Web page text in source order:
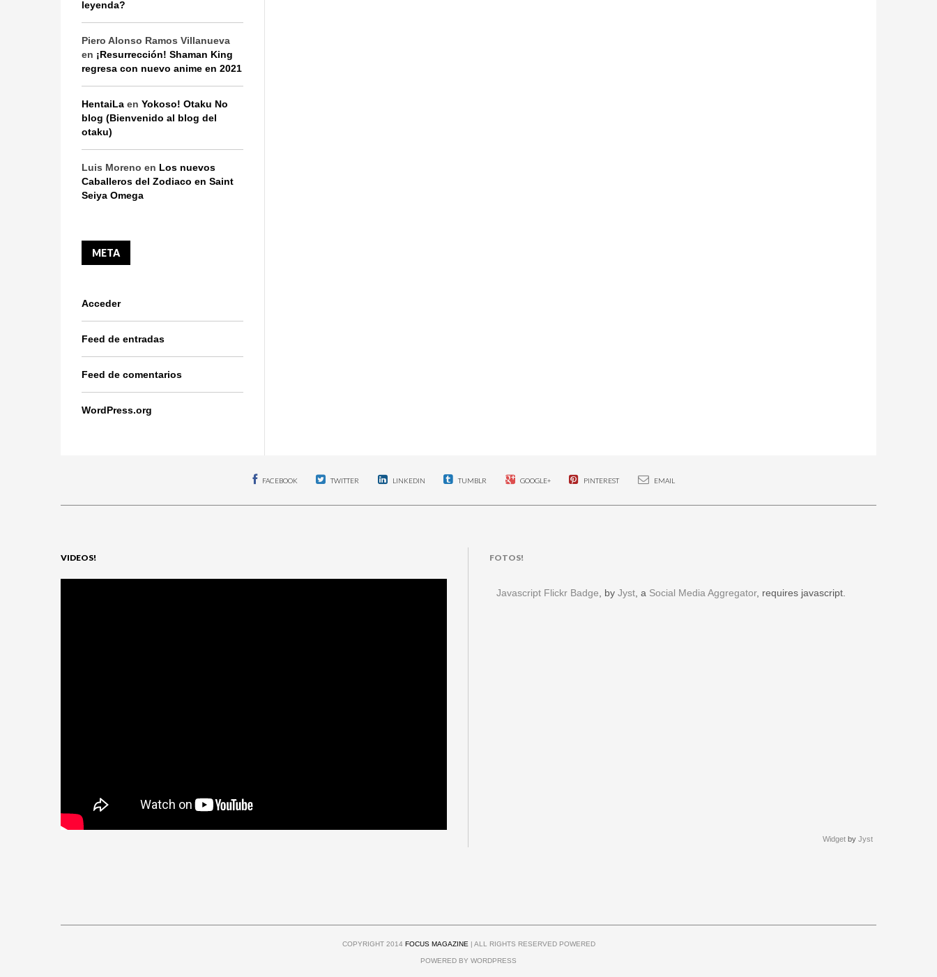
leyenda?
Piero Alonso Ramos Villanueva
en ¡Resurrección! Shaman King
regresa con nuevo anime en 2021
HentaiLa en Yokoso! Otaku No
blog (Bienvenido al blog del
otaku)
Luis Moreno en Los nuevos
Caballeros del Zodiaco en Saint
Seiya Omega
META
Acceder
Feed de entradas
Feed de comentarios
WordPress.org
FACEBOOK TWITTER LINKEDIN TUMBLR GOOGLE+ PINTEREST EMAIL
VIDEOS! FOTOS!
Javascript Flickr Badge , by Jyst , a Social Media Aggregator, requires javascript.
Widget by Jyst
COPYRIGHT 2014 FOCUS MAGAZINE | ALL RIGHTS RESERVED POWERED
POWERED BY WORDPRESS